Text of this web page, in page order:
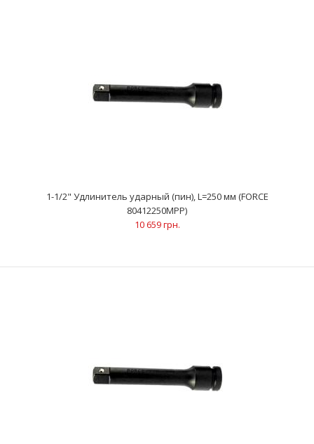
80412250MPP)
10 659 грн.
1-1/2" Удлинитель ударный (пин), L=250 мм (FORCE
80412250MPP)
10 659 грн.